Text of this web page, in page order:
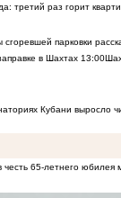
раз горит
парковки
в Шахтах 13:00
Кубани выросло
65-летнего юбилея